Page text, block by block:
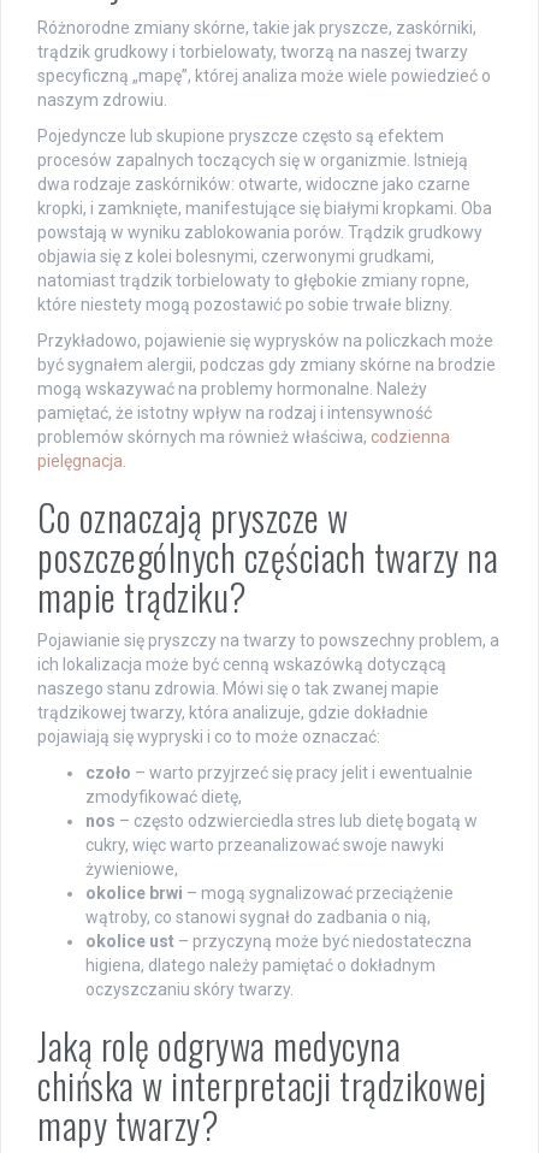
Różnorodne zmiany skórne, takie jak pryszcze, zaskórniki,
trądzik grudkowy i torbielowaty, tworzą na naszej twarzy
specyficzną „mapę”, której analiza może wiele powiedzieć o
naszym zdrowiu.
Pojedyncze lub skupione pryszcze często są efektem
procesów zapalnych toczących się w organizmie. Istnieją
dwa rodzaje zaskórników: otwarte, widoczne jako czarne
kropki, i zamknięte, manifestujące się białymi kropkami. Oba
powstają w wyniku zablokowania porów. Trądzik grudkowy
objawia się z kolei bolesnymi, czerwonymi grudkami,
natomiast trądzik torbielowaty to głębokie zmiany ropne,
które niestety mogą pozostawić po sobie trwałe blizny.
Przykładowo, pojawienie się wyprysków na policzkach może
być sygnałem alergii, podczas gdy zmiany skórne na brodzie
mogą wskazywać na problemy hormonalne. Należy
pamiętać, że istotny wpływ na rodzaj i intensywność
problemów skórnych ma również właściwa, codzienna
pielęgnacja
Co oznaczają pryszcze w
poszczególnych częściach twarzy na
mapie trądziku?
Pojawianie się pryszczy na twarzy to powszechny problem, a
ich lokalizacja może być cenną wskazówką dotyczącą
naszego stanu zdrowia. Mówi się o tak zwanej mapie
trądzikowej twarzy, która analizuje, gdzie dokładnie
pojawiają się wypryski i co to może oznaczać:
czoło – warto przyjrzeć się pracy jelit i ewentualnie
zmodyfikować dietę,
nos – często odzwierciedla stres lub dietę bogatą w
cukry, więc warto przeanalizować swoje nawyki
żywieniowe,
okolice brwi – mogą sygnalizować przeciążenie
wątroby, co stanowi sygnał do zadbania o nią,
okolice ust – przyczyną może być niedostateczna
higiena, dlatego należy pamiętać o dokładnym
oczyszczaniu skóry twarzy.
Jaką rolę odgrywa medycyna
chińska w interpretacji trądzikowej
mapy twarzy?